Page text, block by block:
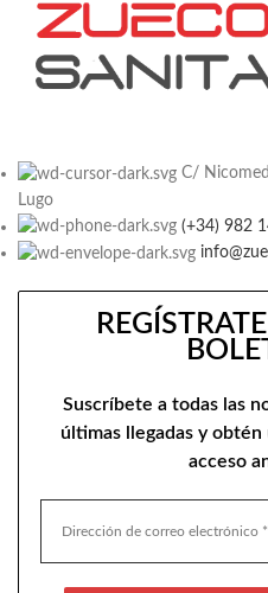
C/
Lugo
(+34) 982
Suscríbete a todas las
últimas llegadas y
acceso